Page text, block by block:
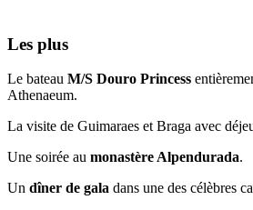
Les plus
Le bateau M/S Douro Princess
Athenaeum.
La visite de Guimaraes et Braga avec
Une soirée au monastère Alpendurada.
Un dîner de gala dans une des célèbres